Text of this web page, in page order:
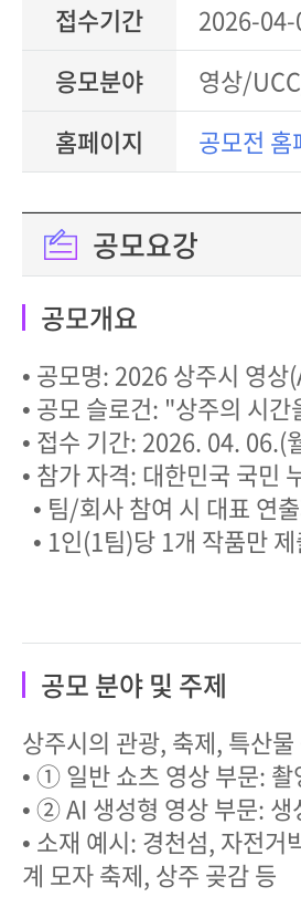
접수기간
2026-
응모분야
영상/
홈페이지
공모전 홈
공모요강
공모개요
• 공모명: 2026 상주시 영
• 공모 슬로건: "상주의 시
• 접수 기간: 2026. 04.
• 참가 자격: 대한민국 국민
• 팀/회사 참여 시 대표 연
• 1인(1팀)당 1개 작품만
공모 분야 및 주제
상주시의 관광, 축제, 특산
• ① 일반 쇼츠 영상 부문: 촬
• ② AI 생성형 영상 부문: 생
• 소재 예시: 경천섬, 자전
계 모자 축제, 상주 곶감 등